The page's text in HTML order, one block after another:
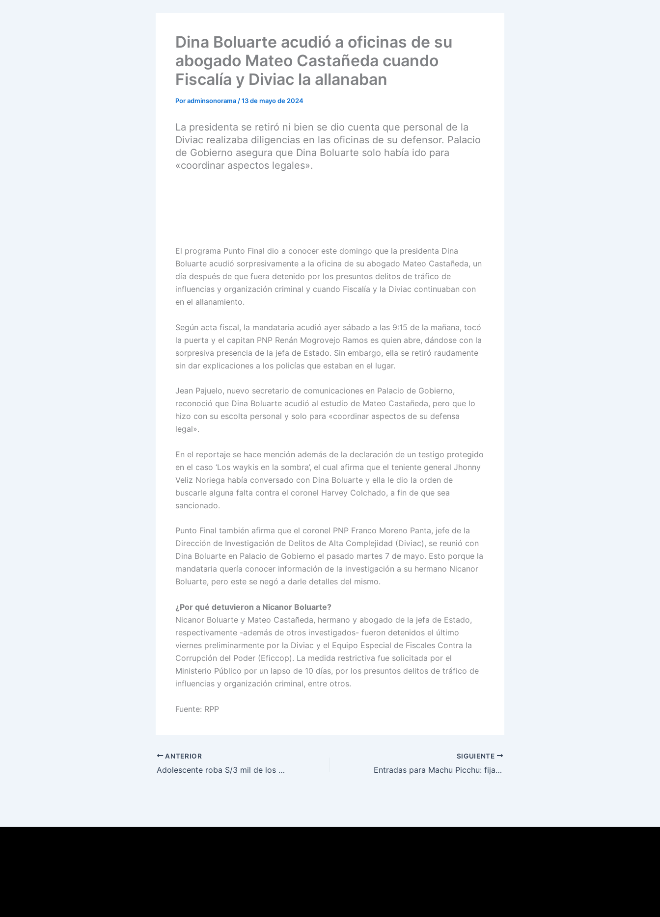
Dina Boluarte acudió a oficinas de su
abogado Mateo Castañeda cuando
Fiscalía y Diviac la allanaban
Poradminsonorama /13 de mayo de 2024
La presidenta se retiró ni bien se dio cuenta que personal de la
Diviac realizaba diligencias en las oficinas de su defensor. Palacio
de Gobierno asegura que Dina Boluarte solo había ido para
«coordinar aspectos legales».
El programa Punto Final dio a conocer este domingo que la presidenta Dina
Boluarte acudió sorpresivamente a la oficina de su abogado Mateo Castañeda, un
día después de que fuera detenido por los presuntos delitos de tráfico de
influencias y organización criminal y cuando Fiscalía y la Diviac continuaban con
en el allanamiento.
Según acta fiscal, la mandataria acudió ayer sábado a las 9:15 de la mañana, tocó
la puerta y el capitan PNP Renán Mogrovejo Ramos es quien abre, dándose con la
sorpresiva presencia de la jefa de Estado. Sin embargo, ella se retiró raudamente
sin dar explicaciones a los policías que estaban en el lugar.
Jean Pajuelo, nuevo secretario de comunicaciones en Palacio de Gobierno,
reconoció que Dina Boluarte acudió al estudio de Mateo Castañeda, pero que lo
hizo con su escolta personal y solo para «coordinar aspectos de su defensa
legal».
En el reportaje se hace mención además de la declaración de un testigo protegido
en el caso ‘Los waykis en la sombra’, el cual afirma que el teniente general Jhonny
Veliz Noriega había conversado con Dina Boluarte y ella le dio la orden de
buscarle alguna falta contra el coronel Harvey Colchado, a fin de que sea
sancionado.
Punto Final también afirma que el coronel PNP Franco Moreno Panta, jefe de la
Dirección de Investigación de Delitos de Alta Complejidad (Diviac), se reunió con
Dina Boluarte en Palacio de Gobierno el pasado martes 7 de mayo. Esto porque la
mandataria quería conocer información de la investigación a su hermano Nicanor
Boluarte, pero este se negó a darle detalles del mismo.
¿Por qué detuvieron a Nicanor Boluarte?
Nicanor Boluarte y Mateo Castañeda, hermano y abogado de la jefa de Estado,
respectivamente -además de otros investigados- fueron detenidos el último
viernes preliminarmente por la Diviac y el Equipo Especial de Fiscales Contra la
Corrupción del Poder (Eficcop). La medida restrictiva fue solicitada por el
Ministerio Público por un lapso de 10 días, por los presuntos delitos de tráfico de
influencias y organización criminal, entre otros.
Fuente: RPP
ANTERIOR
Adolescente roba S/3 mil de los ahorros de la madre de su amigo, en Huancavelica
SIGUIENTE
Entradas para Machu Picchu: fijan un aforo diario de 5600 visitantes para este año